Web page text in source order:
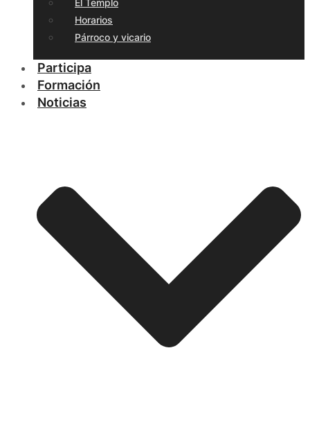
Horarios
Párroco y vicario
Participa
Formación
Noticias